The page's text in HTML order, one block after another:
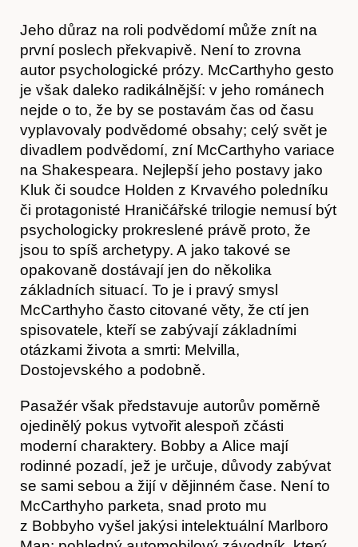
Obchod
Jeho důraz na roli podvědomí může znít na
první poslech překvapivě. Není to zrovna
autor psychologické prózy. McCarthyho gesto
je však daleko radikálnější: v jeho románech
nejde o to, že by se postavám čas od času
vyplavovaly podvědomé obsahy; celý svět je
divadlem podvědomí, zní McCarthyho variace
na Shakespeara. Nejlepší jeho postavy jako
Kluk či soudce Holden z Krvavého poledníku
či protagonisté Hraničářské trilogie nemusí být
psychologicky prokreslené právě proto, že
jsou to spíš archetypy. A jako takové se
opakovaně dostávají jen do několika
základních situací. To je i pravý smysl
McCarthyho často citované věty, že ctí jen
spisovatele, kteří se zabývají základními
otázkami života a smrti: Melvilla,
Dostojevského a podobně.
Pasažér však představuje autorův poměrně
ojedinělý pokus vytvořit alespoň zčásti
moderní charaktery. Bobby a Alice mají
rodinné pozadí, jež je určuje, důvody zabývat
se sami sebou a žijí v dějinném čase. Není to
McCarthyho parketa, snad proto mu
z Bobbyho vyšel jakýsi intelektuální Marlboro